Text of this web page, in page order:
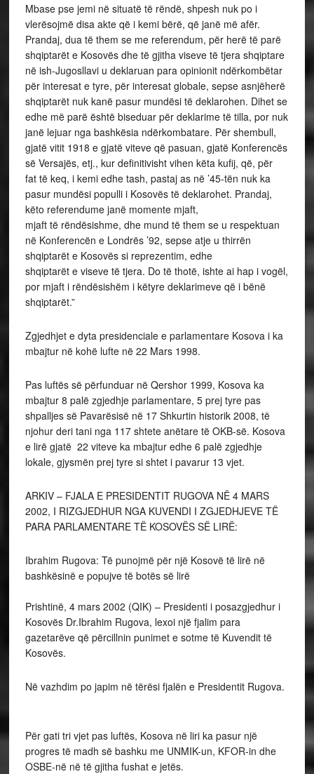
Mbase pse jemi në situatë të rëndë, shpesh nuk po i
vlerësojmë disa akte që i kemi bërë, që janë më afër.
Prandaj, dua të them se me referendum, për herë të parë
shqiptarët e Kosovës dhe të gjitha viseve të tjera shqiptare
në ish-Jugosllavi u deklaruan para opinionit ndërkombëtar
për interesat e tyre, për interesat globale, sepse asnjëherë
shqiptarët nuk kanë pasur mundësi të deklarohen. Dihet se
edhe më parë është biseduar për deklarime të tilla, por nuk
janë lejuar nga bashkësia ndërkombatare. Për shembull,
gjatë vitit 1918 e gjatë viteve që pasuan, gjatë Konferencës
së Versajës, etj., kur definitivisht vihen këta kufij, që, për
fat të keq, i kemi edhe tash, pastaj as në ’45-tën nuk ka
pasur mundësi populli i Kosovës të deklarohet. Prandaj,
këto referendume janë momente mjaft,
mjaft të rëndësishme, dhe mund të them se u respektuan
në Konferencën e Londrës ’92, sepse atje u thirrën
shqiptarët e Kosovës si reprezentim, edhe
shqiptarët e viseve të tjera. Do të thotë, ishte ai hap i vogël,
por mjaft i rëndësishëm i këtyre deklarimeve që i bënë
shqiptarët.”
Zgjedhjet e dyta presidenciale e parlamentare Kosova i ka
mbajtur në kohë lufte në 22 Mars 1998.
Pas luftës së përfunduar në Qershor 1999, Kosova ka
mbajtur 8 palë zgjedhje parlamentare, 5 prej tyre pas
shpalljes së Pavarësisë në 17 Shkurtin historik 2008, të
njohur deri tani nga 117 shtete anëtare të OKB-së. Kosova
e lirë gjatë 22 viteve ka mbajtur edhe 6 palë zgjedhje
lokale, gjysmën prej tyre si shtet i pavarur 13 vjet.
ARKIV – FJALA E PRESIDENTIT RUGOVA NË 4 MARS
2002, I RIZGJEDHUR NGA KUVENDI I ZGJEDHJEVE TË
PARA PARLAMENTARE TË KOSOVËS SË LIRË:
Ibrahim Rugova: Të punojmë për një Kosovë të lirë në
bashkësinë e popujve të botës së lirë
Prishtinë, 4 mars 2002 (QIK) – Presidenti i posazgjedhur i
Kosovës Dr.Ibrahim Rugova, lexoi një fjalim para
gazetarëve që përcillnin punimet e sotme të Kuvendit të
Kosovës.
Në vazhdim po japim në tërësi fjalën e Presidentit Rugova.
Për gati tri vjet pas luftës, Kosova në liri ka pasur një
progres të madh së bashku me UNMIK-un, KFOR-in dhe
OSBE-në në të gjitha fushat e jetës.